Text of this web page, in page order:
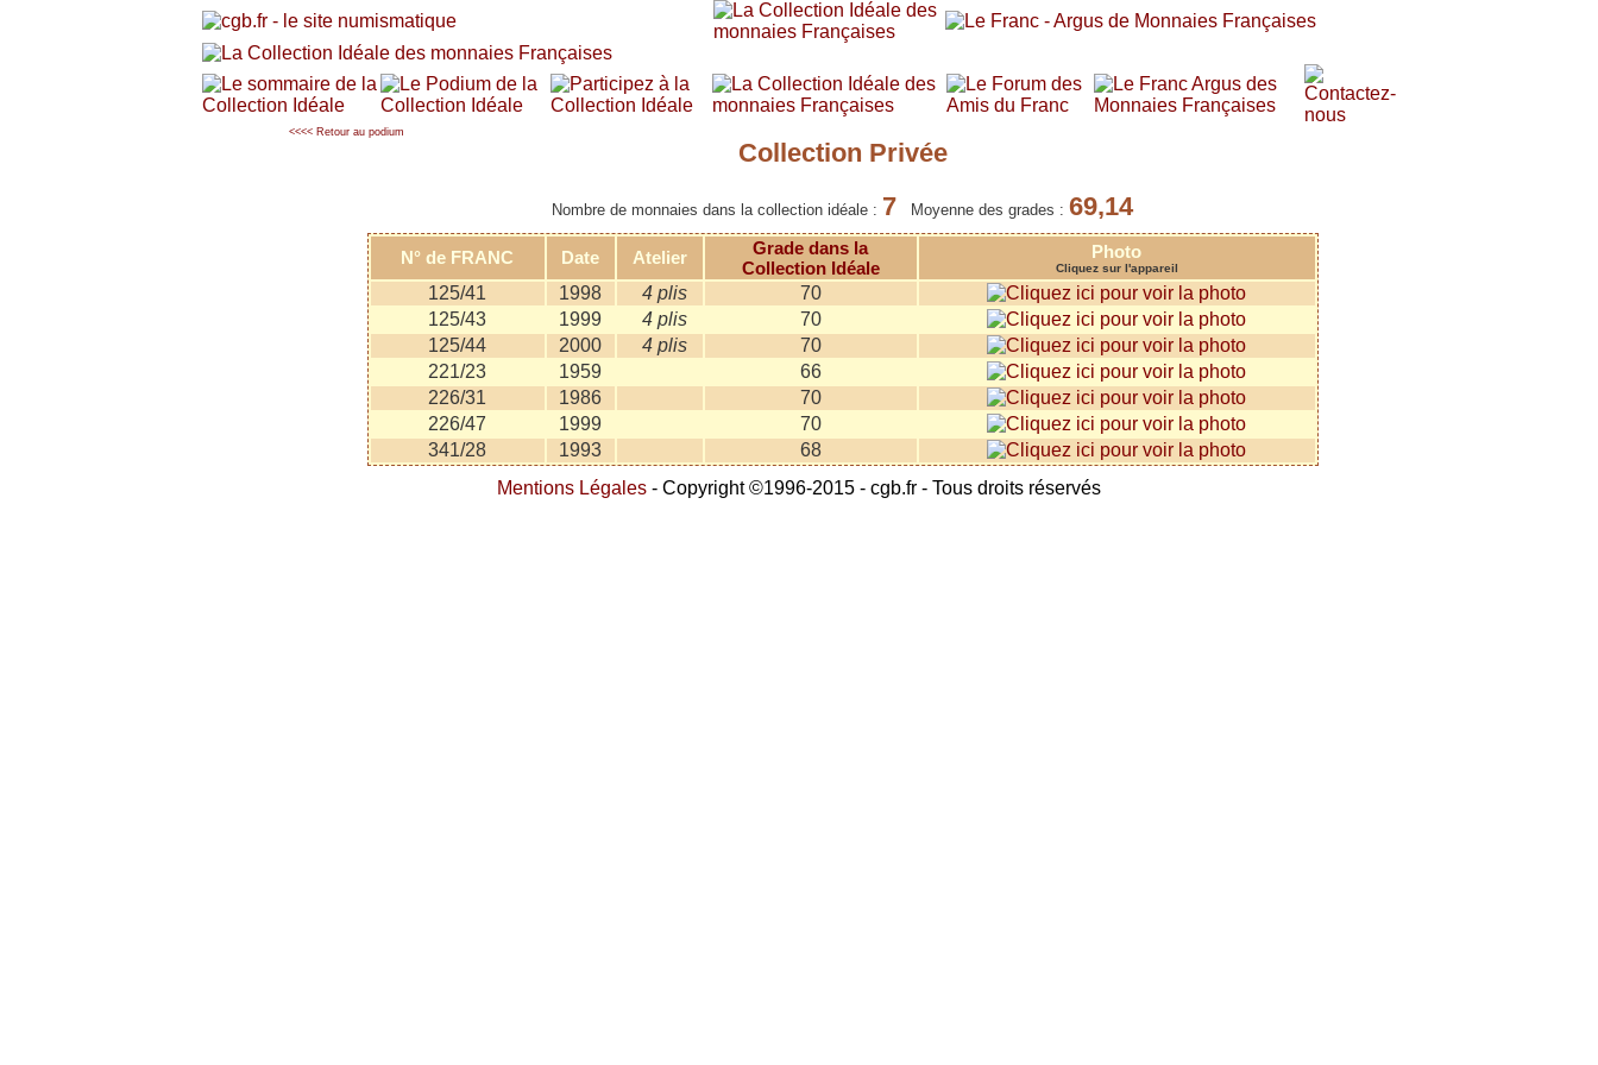
<<<< Retour au podium
Collection Privée
Nombre de monnaies dans la collection idéale : 7 Moyenne des grades : 69,14
N° de FRANC Date Atelier
Grade dans la
Collection Idéale
Photo
Cliquez sur l'appareil
125/41 1998 4 plis
70
125/43
1999 4 plis
70
125/44
2000 4 plis
70
221/23
1959
66
226/31
1986
70
226/47
1999
70
341/28
1993
68
Mentions Légales - Copyright ©1996-2015 - cgb.fr - Tous droits réservés